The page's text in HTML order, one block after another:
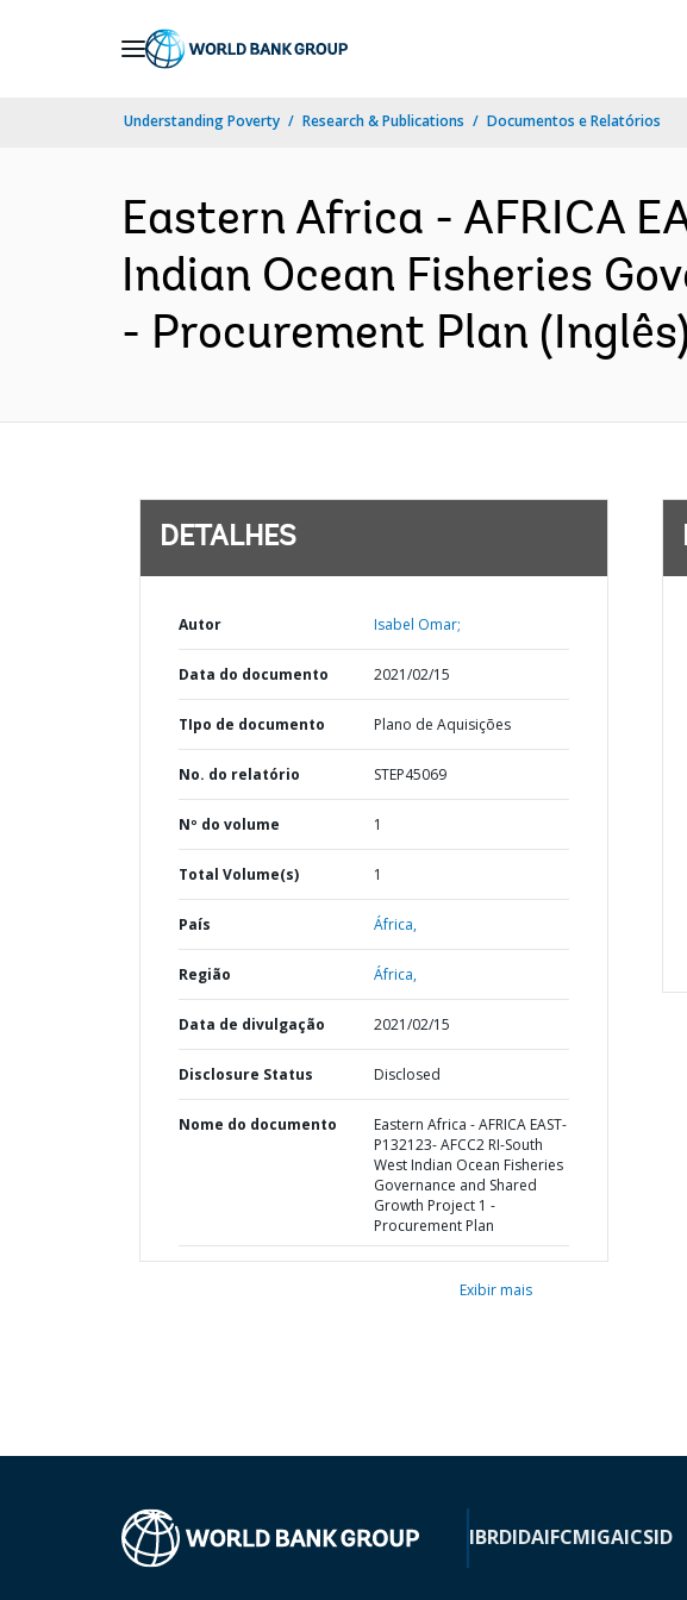
Understanding Poverty Research & Publications Documentos e Relatórios
Eastern Africa - AFRICA
Indian Ocean Fisheries
- Procurement Plan (Inglês)
DETALHES
Autor Isabel Omar;
Data do documento 2021/02/15
TIpo de documento Plano de Aquisições
No. do relatório STEP45069
Nº do volume 1
Total Volume(s) 1
País África,
Região África,
Data de divulgação 2021/02/15
Disclosure Status Disclosed
Nome do documento
Eastern Africa - AFRICA EAST-
P132123- AFCC2 RI-South
West Indian Ocean Fisheries
Governance and Shared
Growth Project 1 -
Procurement Plan
Exibir mais
IBRDIDAIFCMIGAICSID